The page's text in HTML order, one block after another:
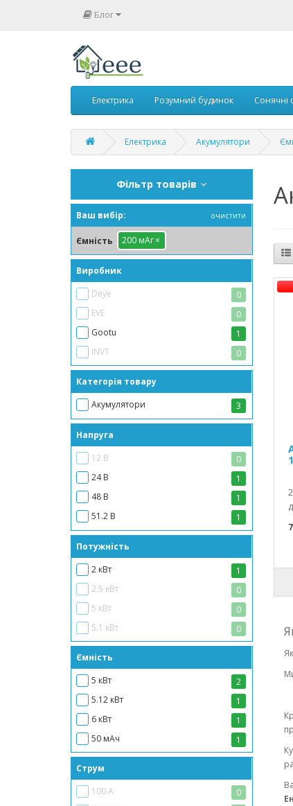
Блог
Електрика Розумний будинок Сонячні
Електрика Акумулятори
Фільтр товарів
Ваш вибір: очистити
Ємність 200 мАг×
Виробник
Deye
0
EVE
0
Gootu
1
INVT
0
KSENG
0
LiitoKala
0
Lithtech
0
Manufacturer
2
0
Категорія товару
Акумулятори
3
Напруга
12 В
0
24 В
1
48 В
1
51.2 В
1
Потужність
2 кВт
1
2.5 кВт
0
5 кВт
0
5.1 кВт
0
5.12 кВт
0
6 кВт
0
10 кВт
1
Ємність
5 кВт
2
5.12 кВт
1
6 кВт
1
50 мАч
1
100 А
1
100 мАг
3
150 мАг
3
Струм
100 А
0